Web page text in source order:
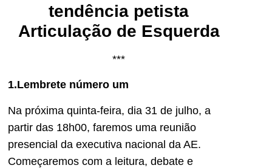
tendência petista
Articulação de Esquerda
***
1.Lembrete número um
Na próxima quinta-feira, dia 31 de julho, a
partir das 18h00, faremos uma reunião
presencial da executiva nacional da AE.
Começaremos com a leitura, debate e